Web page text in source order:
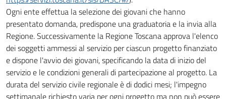
Ogni ente effettua la selezione dei giovani che hanno
presentato domanda, predispone una graduatoria e la invia alla
Regione. Successivamente la Regione Toscana approva l'elenco
dei soggetti ammessi al servizio per ciascun progetto finanziato
e dispone l'avvio dei giovani, specificando la data di inizio del
servizio e le condizioni generali di partecipazione al progetto. La
durata del servizio civile regionale è di dodici mesi; l'impegno
settimanale richiesto varia per ogni progetto ma non può essere